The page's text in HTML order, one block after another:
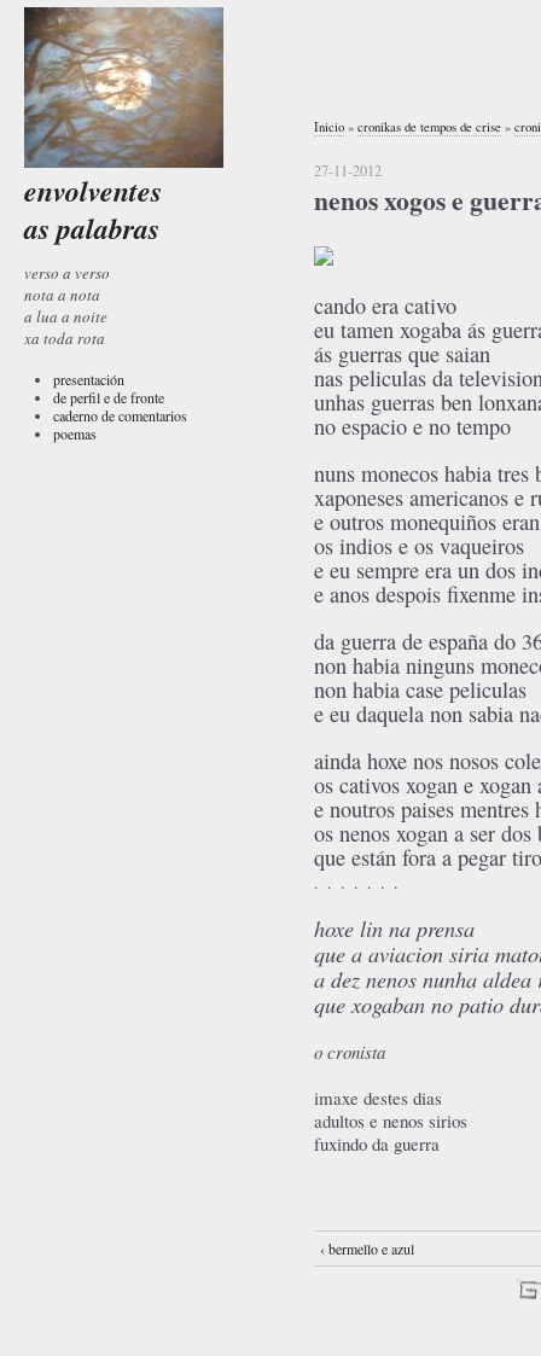
envolventes
as palabras
verso a verso
nota a nota
a lua a noite
xa toda rota
presentación
de perfil e de fronte
caderno de comentarios
poemas
Inicio » cronikas de tempos de crise »
27-11-2012
nenos xogos e
cando era cativo
eu tamen xogaba ás
ás guerras que saian
nas peliculas da
unhas guerras ben
no espacio e no tempo
nuns monecos habia tres
xaponeses americanos e
e outros monequiños eran
os indios e os vaqueiros
e eu sempre era un dos
e anos despois fixenme
da guerra de españa do
non habia ninguns
non habia case peliculas
e eu daquela non sabia
ainda hoxe nos nosos
os cativos xogan e xogan
e noutros paises
os nenos xogan a ser dos
que están fora a pegar
. . . . . . .
hoxe lin na prensa
que a aviacion siria
a dez nenos nunha aldea
que xogaban no patio
o cronista
imaxe destes dias
adultos e nenos sirios
fuxindo da guerra
‹ bermello e azul